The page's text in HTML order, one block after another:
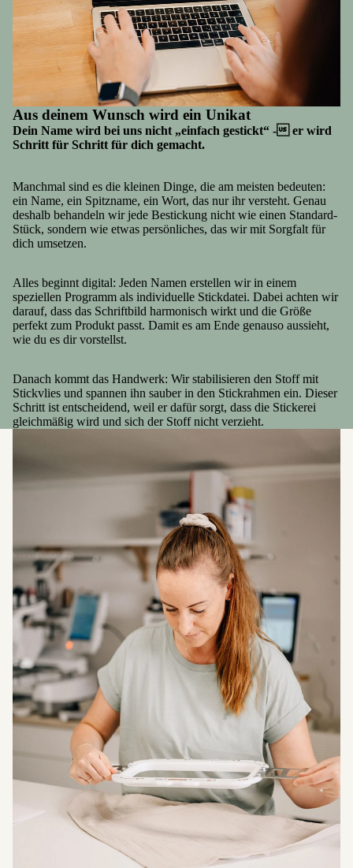
Aus deinem Wunsch wird ein Unikat
Dein Name wird bei uns nicht „einfach gestickt“ - er wird
Schritt für Schritt für dich gemacht.
Manchmal sind es die kleinen Dinge, die am meisten bedeuten:
ein Name, ein Spitzname, ein Wort, das nur ihr versteht. Genau
deshalb behandeln wir jede Bestickung nicht wie einen Standard-
Stück, sondern wie etwas persönliches, das wir mit Sorgfalt für
dich umsetzen.
Alles beginnt digital: Jeden Namen erstellen wir in einem
speziellen Programm als individuelle Stickdatei. Dabei achten wir
darauf, dass das Schriftbild harmonisch wirkt und die Größe
perfekt zum Produkt passt. Damit es am Ende genauso aussieht,
wie du es dir vorstellst.
Danach kommt das Handwerk: Wir stabilisieren den Stoff mit
Stickvlies und spannen ihn sauber in den Stickrahmen ein. Dieser
Schritt ist entscheidend, weil er dafür sorgt, dass die Stickerei
gleichmäßig wird und sich der Stoff nicht verzieht.